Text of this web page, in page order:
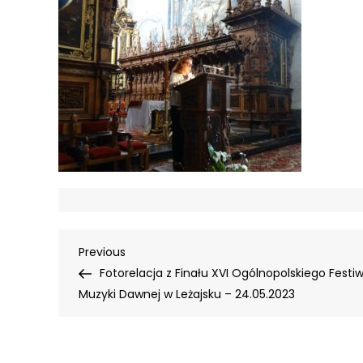
Nawigacja
wpisu
Previous
Post
Previous
Fotorelacja z Finału XVI Ogólnopolskiego
Muzyki Dawnej w Leżajsku – 24.05.2023